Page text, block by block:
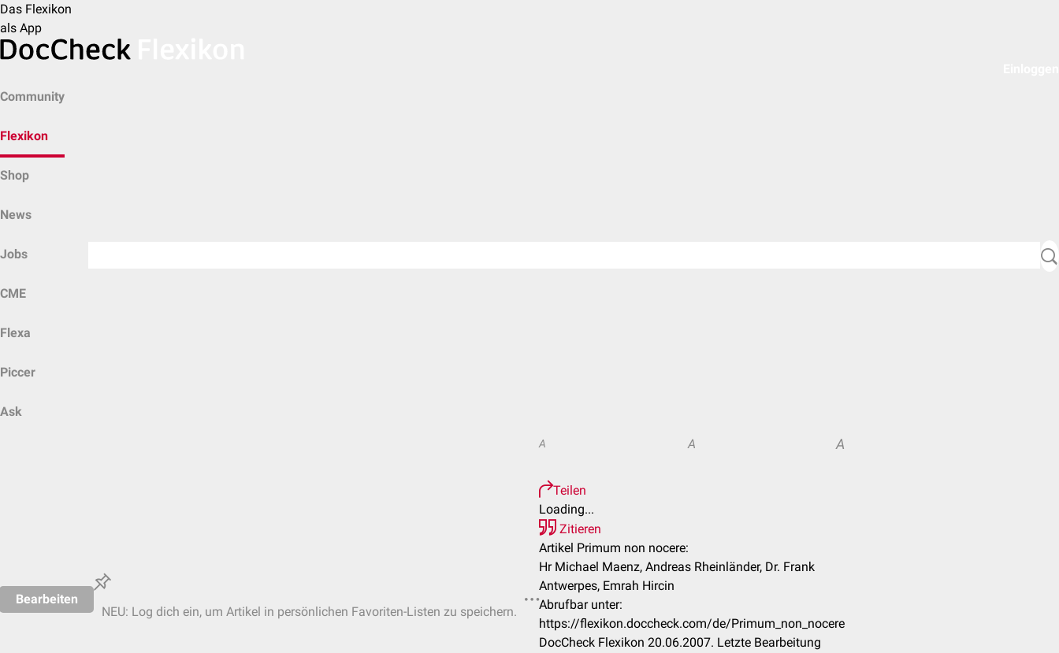
Das Flexikon
als App
Community
Flexikon
Shop
News
Jobs
CME
Flexa
Piccer
Ask
Bearbeiten
NEU: Log dich ein, um Artikel in persönlichen Favoriten-Listen zu speichern.
A A A
Teilen
Loading...
Zitieren
Artikel Primum non nocere:
Hr Michael Maenz, Andreas Rheinländer, Dr. Frank
Antwerpes, Emrah Hircin
Abrufbar unter:
https://flexikon.doccheck.com/de/Primum_non_nocere
DocCheck Flexikon 20.06.2007. Letzte Bearbeitung